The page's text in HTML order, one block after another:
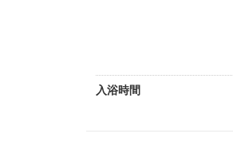
入浴時間